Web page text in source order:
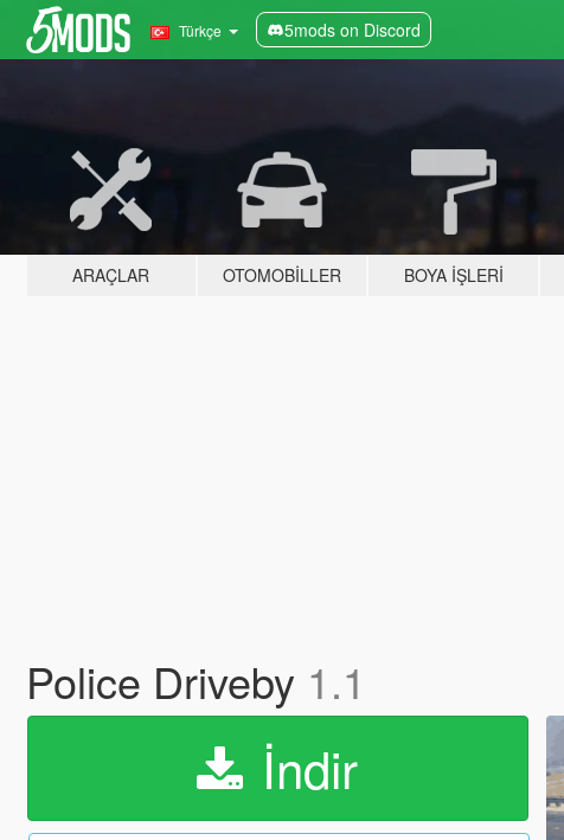
Türkçe 5mods on Discord
ARAÇLAR OTOMOBILLER BOYA İŞLERI
Police Driveby 1.1
İndir